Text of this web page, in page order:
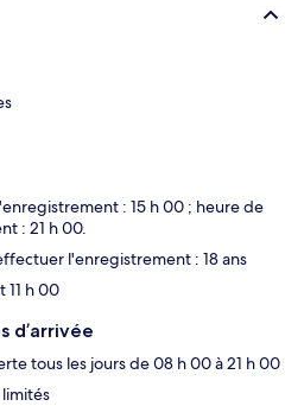
: 15 h 00 ; heure de
: 21 h 00.
l'enregistrement : 18 ans
11 h 00
d’arrivée
tous les jours de 08 h 00 à 21 h 00